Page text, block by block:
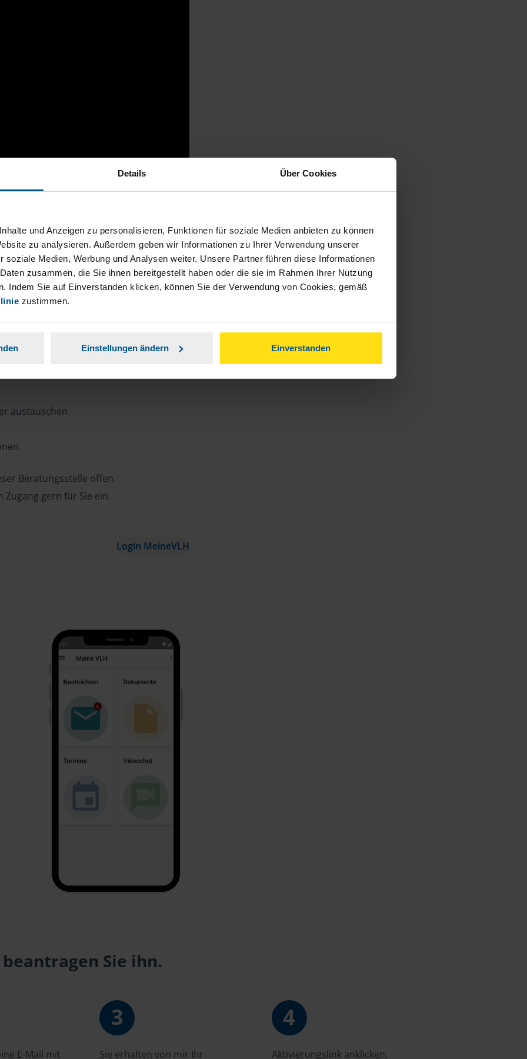
Details Über Cookies
und Anzeigen zu personalisieren, Funktionen für soziale Medien anbieten zu können
zu analysieren. Außerdem geben wir Informationen zu Ihrer Verwendung unserer
soziale Medien, Werbung und Analysen weiter. Unsere Partner führen diese Informationen
zusammen, die Sie ihnen bereitgestellt haben oder die sie im Rahmen Ihrer Nutzung
Indem Sie auf Einverstanden klicken, können Sie der Verwendung von Cookies, gemäß
zustimmen.
Einstellungen ändern Einverstanden
Zeit und Porto sparen und jederzeit
austauschen
Beratungsstelle offen.
gern für Sie ein.
Login MeineVLH
Sie ihn.
E-Mail mit
3
Sie erhalten von mir Ihr
4
Aktivierungslink anklicken,